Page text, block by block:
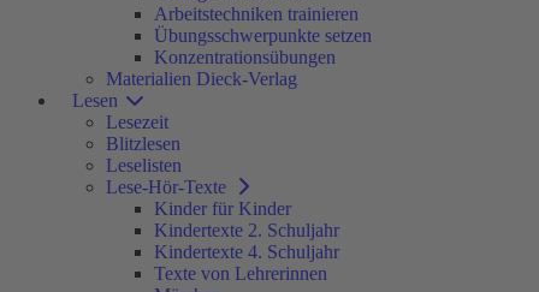
Arbeitstechniken trainieren
Übungsschwerpunkte setzen
Konzentrationsübungen
Materialien Dieck-Verlag
Lesen
Lesezeit
Blitzlesen
Leselisten
Lese-Hör-Texte
Kinder für Kinder
Kindertexte 2. Schuljahr
Kindertexte 4. Schuljahr
Texte von Lehrerinnen